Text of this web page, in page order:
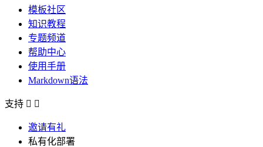
模板社区
知识教程
专题频道
帮助中心
使用手册
Markdown语法
支持  
邀请有礼
私有化部署